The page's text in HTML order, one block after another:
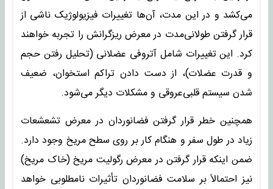
می‌کشد و در این مدت، آن‌ها تغییرات فیزیولوژیک ناشی از
قرار گرفتن طولانی‌مدت در معرض ریزگرانش را تجربه خواهند
کرد. این تغییرات شامل آتروفی عضلانی (تحلیل رفتن حجم
و قدرت عضلات)، از دست دادن تراکم استخوان، ضعیف‌
شدن سیستم قلبی‌عروقی و مشکلات دیگر می‌شود.
همچنین خطر قرار گرفتن فضانوردان در معرض تشعشعات
زیاد در طول سفر و هنگام کار بر روی سطح مریخ وجود دارد.
ضمن اینکه قرار گرفتن در معرض رگولیت مریخ (خاک مریخ)
نیز احتمالاً بر سلامت فضانوردان تأثیرات نامطلوبی خواهد